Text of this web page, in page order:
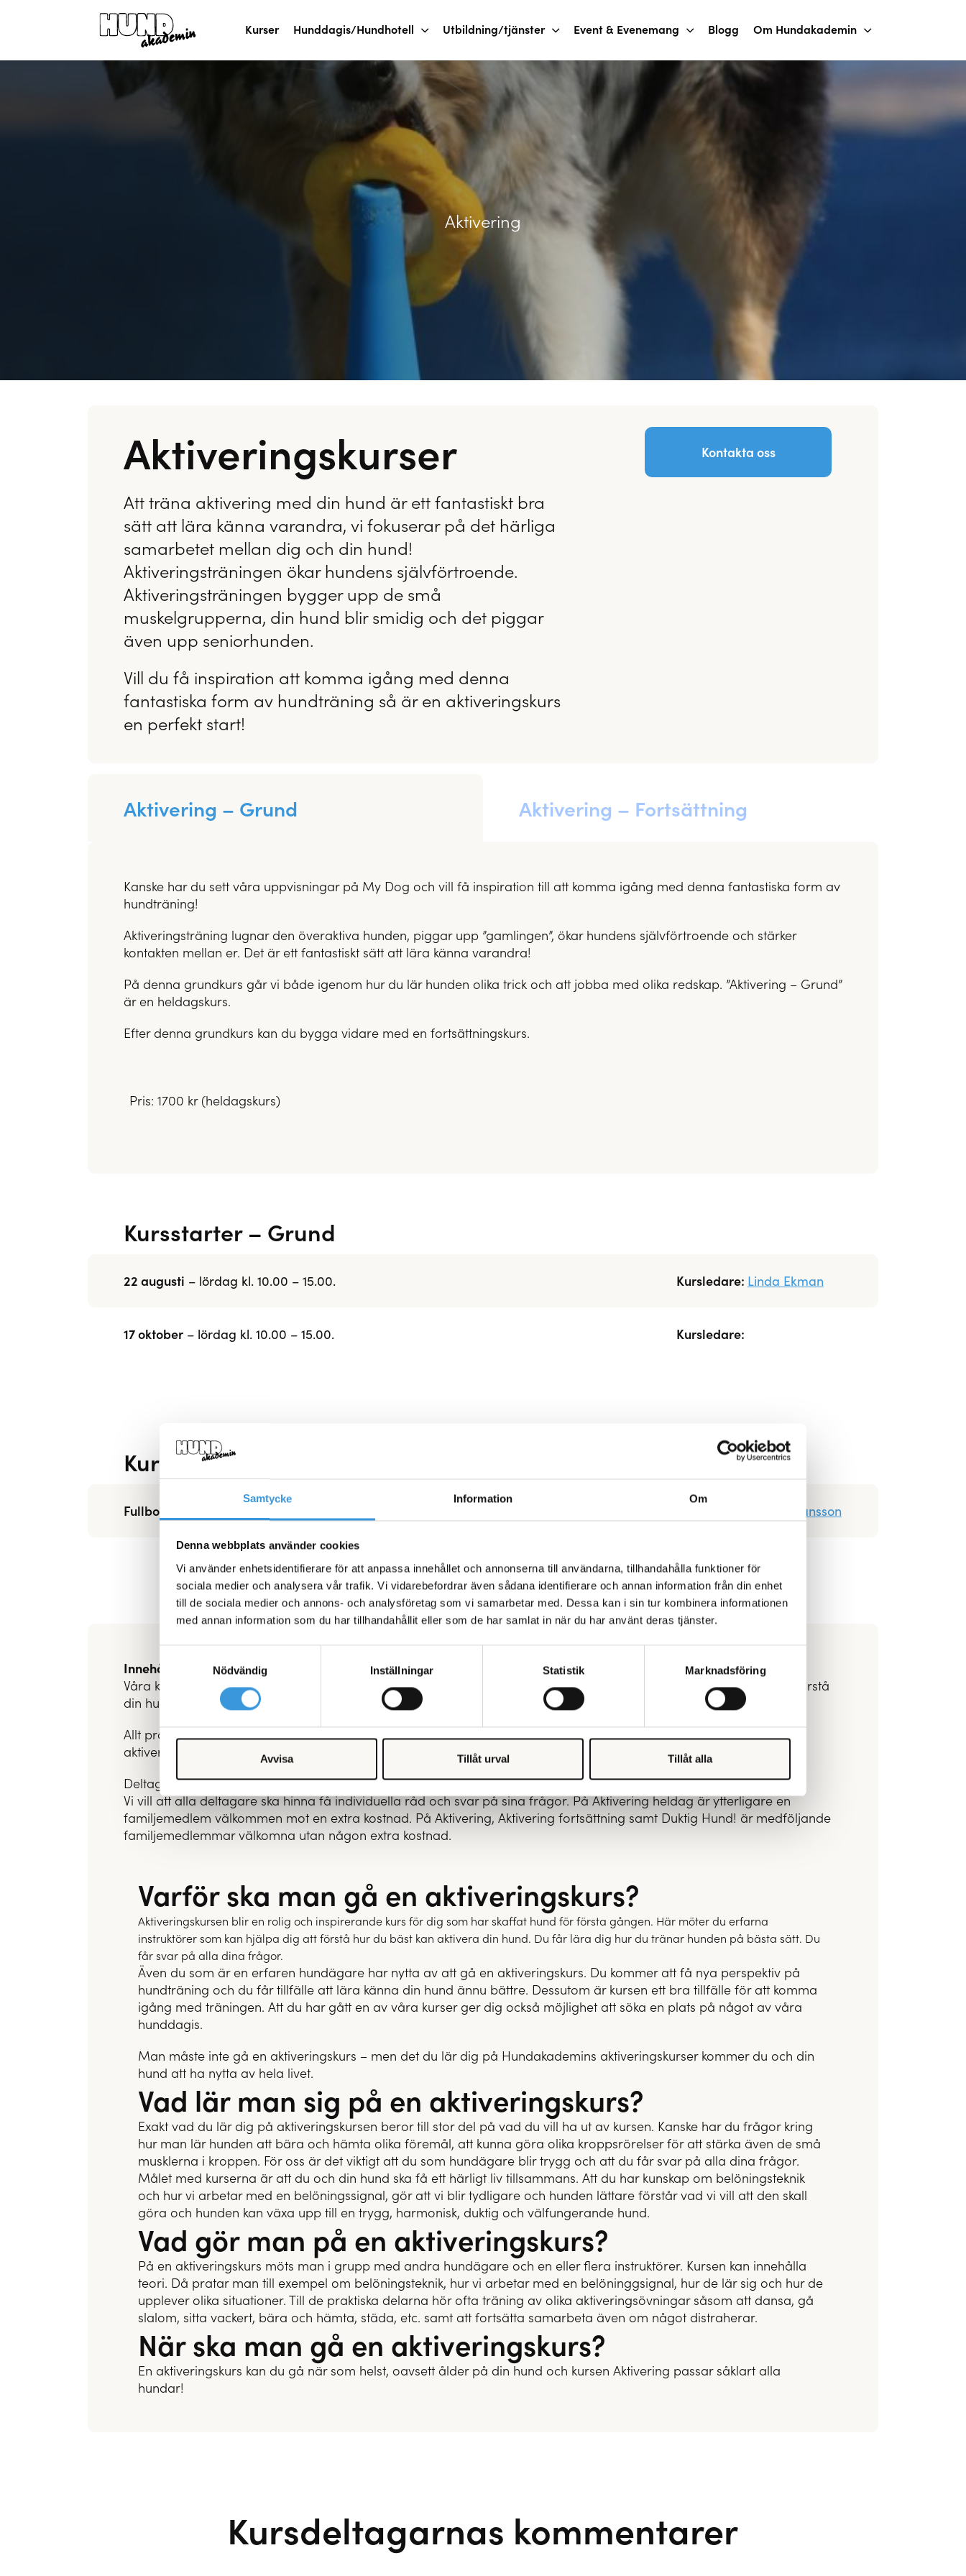
Samtycke Information Om
Denna webbplats använder cookies
Vi använder enhetsidentifierare för att anpassa innehållet och annonserna till användarna, tillhandahålla funktioner för
sociala medier och analysera vår trafik. Vi vidarebefordrar även sådana identifierare och annan information från din enhet
till de sociala medier och annons- och analysföretag som vi samarbetar med. Dessa kan i sin tur kombinera informationen
med annan information som du har tillhandahållit eller som de har samlat in när du har använt deras tjänster.
Nödvändig
Inställningar Statistik Marknadsföring
Avvisa Tillåt urval Tillåt alla
Kurser Hunddagis/Hundhotell Utbildning/tjänster Event & Evenemang Blogg Om Hundakademin
Aktivering
Aktiveringskurser
Att träna aktivering med din hund är ett fantastiskt bra
sätt att lära känna varandra, vi fokuserar på det härliga
samarbetet mellan dig och din hund!
Aktiveringsträningen ökar hundens självförtroende.
Aktiveringsträningen bygger upp de små
muskelgrupperna, din hund blir smidig och det piggar
även upp seniorhunden.
Vill du få inspiration att komma igång med denna
fantastiska form av hundträning så är en aktiveringskurs
en perfekt start!
Kontakta oss
Aktivering – Grund Aktivering – Fortsättning
Kanske har du sett våra uppvisningar på My Dog och vill få inspiration till att komma igång med denna fantastiska form av
hundträning!
Aktiveringsträning lugnar den överaktiva hunden, piggar upp ”gamlingen”, ökar hundens självförtroende och stärker
kontakten mellan er. Det är ett fantastiskt sätt att lära känna varandra!
På denna grundkurs går vi både igenom hur du lär hunden olika trick och att jobba med olika redskap. ”Aktivering – Grund”
är en heldagskurs.
Efter denna grundkurs kan du bygga vidare med en fortsättningskurs.
Pris: 1700 kr (heldagskurs)
Kursstarter – Grund
22 augusti – lördag kl. 10.00 – 15.00. Kursledare: Linda Ekman
17 oktober – lördag kl. 10.00 – 15.00. Kursledare:
Kursstarter – Fortsättning
Fullbokad, vänligen kontakta oss vid intresse! Jenny Johansson
Innehållet i Hundakademins aktiveringskurser
Våra kurser innehåller både teori och praktik, för att du ska få med dig så mycket kunskap som möjligt och lära dig förstå
din hund på ett nytt sätt. I de fall förkunskaper krävs, skriver vi det på kursens sida.
Allt praktiskt som du behöver veta innan kursstart kommer vi naturligtvis meddela dig. Har du frågor kring
aktiveringskursens innehåll eller vad du ska tänka på är du välkommen att kontakta oss!
Deltagare
Vi vill att alla deltagare ska hinna få individuella råd och svar på sina frågor. På Aktivering heldag är ytterligare en
familjemedlem välkommen mot en extra kostnad. På Aktivering, Aktivering fortsättning samt Duktig Hund! är medföljande
familjemedlemmar välkomna utan någon extra kostnad.
Varför ska man gå en aktiveringskurs?
Aktiveringskursen blir en rolig och inspirerande kurs för dig som har skaffat hund för första gången. Här möter du erfarna
instruktörer som kan hjälpa dig att förstå hur du bäst kan aktivera din hund. Du får lära dig hur du tränar hunden på bästa sätt. Du
får svar på alla dina frågor.
Även du som är en erfaren hundägare har nytta av att gå en aktiveringskurs. Du kommer att få nya perspektiv på
hundträning och du får tillfälle att lära känna din hund ännu bättre. Dessutom är kursen ett bra tillfälle för att komma
igång med träningen. Att du har gått en av våra kurser ger dig också möjlighet att söka en plats på något av våra
hunddagis.
Man måste inte gå en aktiveringskurs – men det du lär dig på Hundakademins aktiveringskurser kommer du och din
hund att ha nytta av hela livet.
Vad lär man sig på en aktiveringskurs?
Exakt vad du lär dig på aktiveringskursen beror till stor del på vad du vill ha ut av kursen. Kanske har du frågor kring
hur man lär hunden att bära och hämta olika föremål, att kunna göra olika kroppsrörelser för att stärka även de små
musklerna i kroppen. För oss är det viktigt att du som hundägare blir trygg och att du får svar på alla dina frågor.
Målet med kurserna är att du och din hund ska få ett härligt liv tillsammans. Att du har kunskap om belöningsteknik
och hur vi arbetar med en belöningssignal, gör att vi blir tydligare och hunden lättare förstår vad vi vill att den skall
göra och hunden kan växa upp till en trygg, harmonisk, duktig och välfungerande hund.
Vad gör man på en aktiveringskurs?
På en aktiveringskurs möts man i grupp med andra hundägare och en eller flera instruktörer. Kursen kan innehålla
teori. Då pratar man till exempel om belöningsteknik, hur vi arbetar med en belöninggsignal, hur de lär sig och hur de
upplever olika situationer. Till de praktiska delarna hör ofta träning av olika aktiveringsövningar såsom att dansa, gå
slalom, sitta vackert, bära och hämta, städa, etc. samt att fortsätta samarbeta även om något distraherar.
När ska man gå en aktiveringskurs?
En aktiveringskurs kan du gå när som helst, oavsett ålder på din hund och kursen Aktivering passar såklart alla
hundar!
Kursdeltagarnas kommentarer